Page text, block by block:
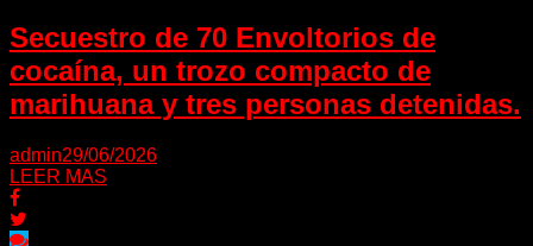
Secuestro de 70 Envoltorios de
cocaína, un trozo compacto de
marihuana y tres personas detenidas.
admin29/06/2026
LEER MAS